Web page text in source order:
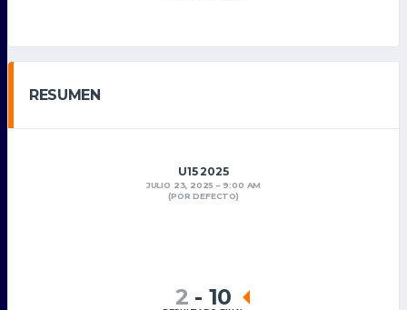
RESUMEN
U15 2025
JULIO 23, 2025
9:00 AM
(POR DEFECTO)
2 - 10